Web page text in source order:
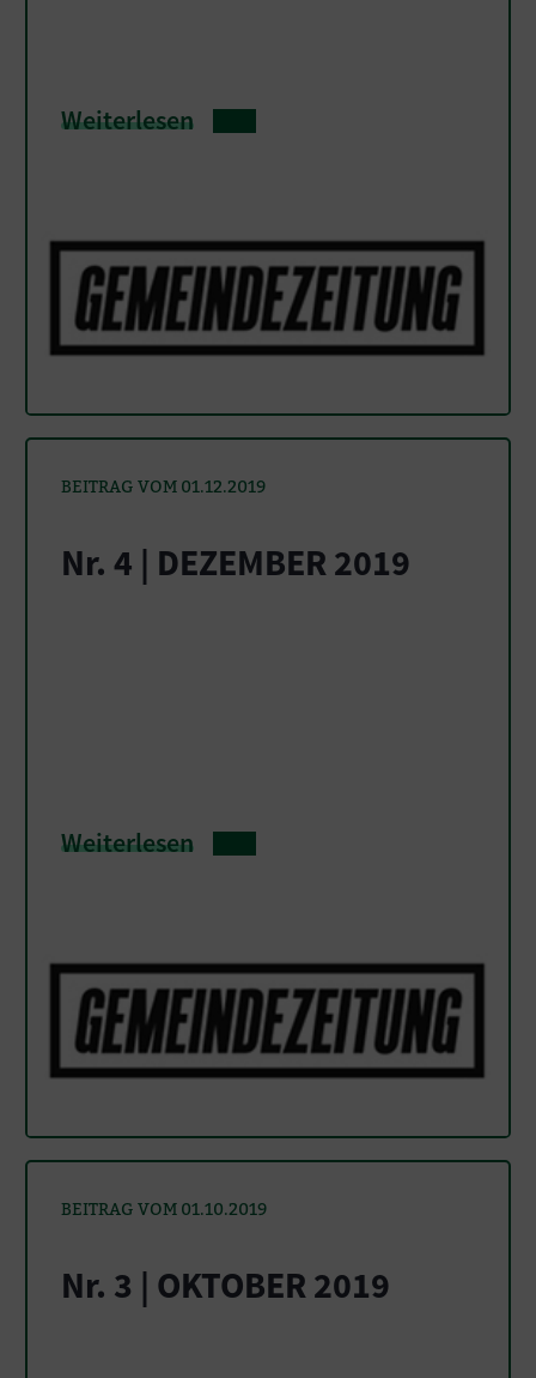
Weiterlesen
BEITRAG VOM 01.12.2019
Nr. 4 | DEZEMBER 2019
Weiterlesen
BEITRAG VOM 01.10.2019
Nr. 3 | OKTOBER 2019